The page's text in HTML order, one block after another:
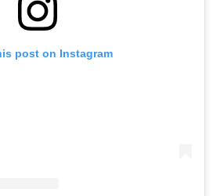
post on Instagram